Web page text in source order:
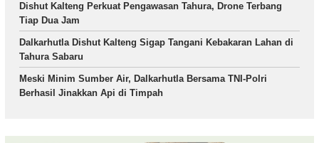
Dishut Kalteng Perkuat Pengawasan Tahura, Drone Terbang
Tiap Dua Jam
Dalkarhutla Dishut Kalteng Sigap Tangani Kebakaran Lahan di
Tahura Sabaru
Meski Minim Sumber Air, Dalkarhutla Bersama TNI-Polri
Berhasil Jinakkan Api di Timpah